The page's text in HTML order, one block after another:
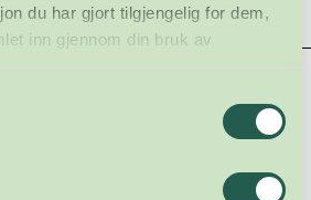
du har gjort tilgjengelig for dem,
inn gjennom din bruk av